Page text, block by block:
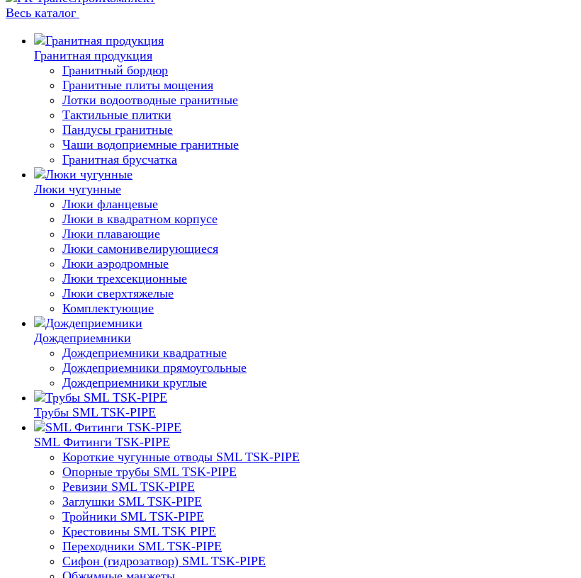
Весь каталог
Гранитная продукция
Гранитный бордюр
Гранитные плиты мощения
Лотки водоотводные гранитные
Тактильные плитки
Пандусы гранитные
Чаши водоприемные гранитные
Гранитная брусчатка
Люки чугунные
Люки фланцевые
Люки в квадратном корпусе
Люки плавающие
Люки самонивелирующиеся
Люки аэродромные
Люки трехсекционные
Люки сверхтяжелые
Комплектующие
Дождеприемники
Дождеприемники квадратные
Дождеприемники прямоугольные
Дождеприемники круглые
Трубы SML TSK-PIPE
SML Фитинги TSK-PIPE
Короткие чугунные отводы SML TSK-PIPE
Опорные трубы SML TSK-PIPE
Ревизии SML TSK-PIPE
Заглушки SML TSK-PIPE
Тройники SML TSK-PIPE
Крестовины SML TSK PIPE
Переходники SML TSK-PIPE
Сифон (гидрозатвор) SML TSK-PIPE